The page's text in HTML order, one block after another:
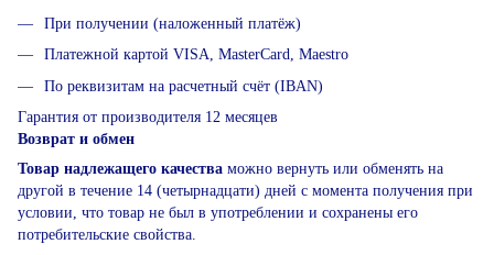
При получении (наложенный платёж)
Платежной картой VISA, MasterCard, Maestro
По реквизитам на расчетный счёт (IBAN)
Гарантия от производителя 12 месяцев
Возврат и обмен
Товар надлежащего качества можно вернуть или обменять на
другой в течение 14 (четырнадцати) дней с момента получения при
условии, что товар не был в употреблении и сохранены его
потребительские свойства.